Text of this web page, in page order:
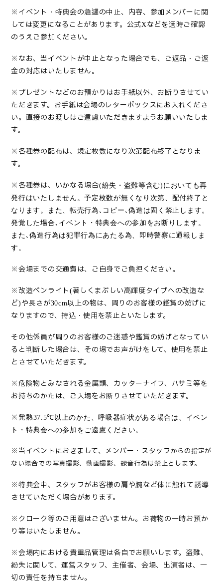
※イベント・特典会の急遽の中止、内容、参加メンバーに関
しては変更になることがあります。公式Xなどを適時ご確認
のうえご参加ください。
※なお、当イベントが中止となった場合でも、ご返品・ご返
金の対応はいたしません。
※プレゼントなどのお預かりはお手紙以外、お断りさせてい
ただきます。お手紙は会場のレターボックスにお入れくださ
い。直接のお渡しはご遠慮いただきますようお願いいたしま
す。
※各種券の配布は、規定枚数になり次第配布終了となりま
す。
※各種券は、いかなる場合(紛失・盗難等含む) においても再
発行はいたしません。予定枚数が無くなり次第、配付終了と
なります。また、転売行為､コピー､偽造は固く禁止します。
発覚した場合､イベント・特典会への参加をお断りします。
また､偽造行為は犯罪行為にあたる為、即時警察に通報しま
す。
※会場までの交通費は、ご自身でご負担ください。
※改造ペンライト (著しくまぶしい高輝度タイプへの改造な
ど) や長さが30cm以上の物は、周りのお客様の鑑賞の妨げに
なりますので、持込・使用を禁止といたします。
その他係員が周りのお客様のご迷惑や鑑賞の妨げとなってい
ると判断した場合は、その場でお声がけをして、使用を禁止
とさせていただきます。
※危険物とみなされる金属類、カッターナイフ、ハサミ等を
お持ちのかたは、ご入場をお断りさせていただきます。
※発熱37.5℃ 以上のかた、呼吸器症状がある場合は、イベン
ト・特典会への参加をご遠慮ください。
※当イベントにおきまして、メンバー・スタッフ からの指定が
ない場合での写真撮影、動画撮影、録音行為は禁止とします。
※特典会中、スタッフがお客様の肩や腕など体に触れて誘導
させていただく場合があります。
※クローク等のご用意はございません。お荷物の一時お預か
り等はいたしません。
※会場内における貴重品管理は各自でお願いします。盗難、
紛失に関して、運営スタッフ、主催者、会場、出演者は、一
切の責任を持ちません。